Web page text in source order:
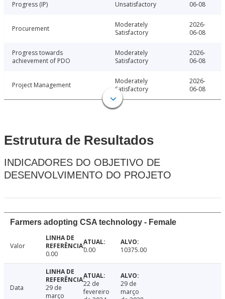
Progress (IP)
Unsatisfactory
06-08
Procurement
Moderately
Satisfactory
2026-
06-08
Progress towards
achievement of PDO
Moderately
Satisfactory
2026-
06-08
Project Management
Moderately
Satisfactory
2026-
06-08
Estrutura de Resultados
INDICADORES DO OBJETIVO DE
DESENVOLVIMENTO DO PROJETO
Farmers adopting CSA technology - Female
Valor
0.00
0.00 10375.00
Data
29 de
março
22 de
fevereiro
29 de
março